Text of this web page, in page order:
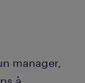
manager,